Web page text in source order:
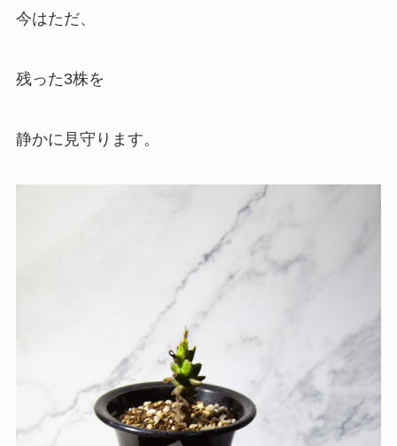
今はただ、
残った3株を
静かに見守ります。